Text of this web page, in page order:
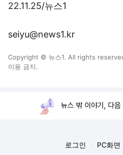
22.11.25/뉴스1
seiyu@news1.kr
Copyright © 뉴스1. All rights
이용 금지.
뉴스 밖 이야기, 다음
로그인 PC화면